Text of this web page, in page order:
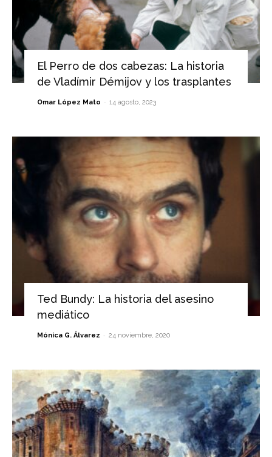
El Perro de dos cabezas: La historia
de Vladímir Démijov y los trasplantes
Omar López Mato - 14 agosto, 2023
Ted Bundy: La historia del asesino
mediático
Mónica G. Álvarez - 24 noviembre, 2020